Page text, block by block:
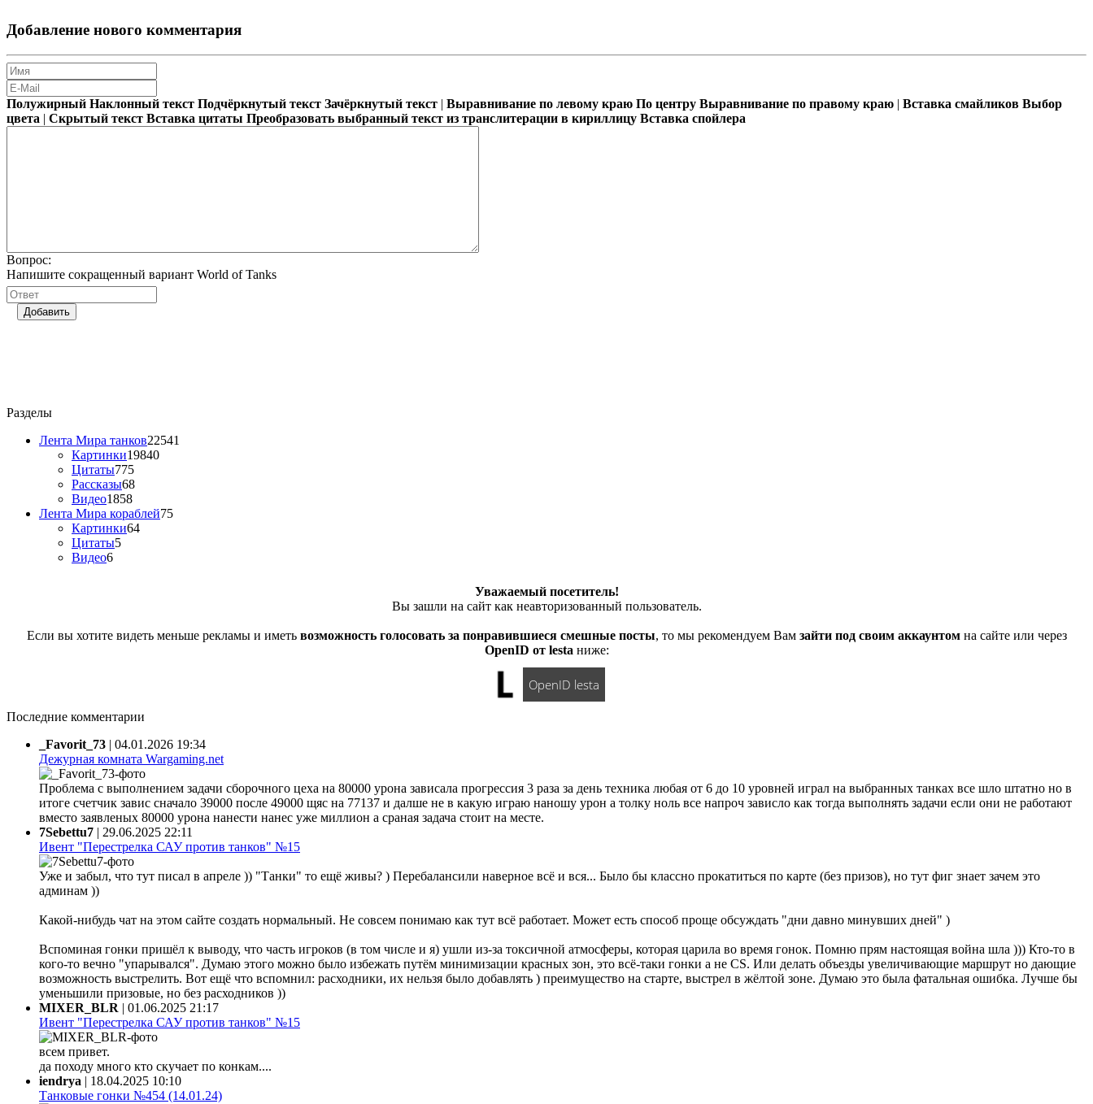
Добавление нового комментария
Полужирный Наклонный текст Подчёркнутый текст Зачёркнутый текст | Выравнивание по левому краю По центру Выравнивание по правому краю | Вставка смайликов Выбор
цвета | Скрытый текст Вставка цитаты Преобразовать выбранный текст из транслитерации в кириллицу Вставка спойлера
Вопрос:
Напишите сокращенный вариант World of Tanks
Добавить
Разделы
Лента Мира танков22541
Картинки19840
Цитаты775
Рассказы68
Видео1858
Лента Мира кораблей75
Картинки64
Цитаты5
Видео6
Уважаемый посетитель!
Вы зашли на сайт как неавторизованный пользователь.
Если вы хотите видеть меньше рекламы и иметь возможность голосовать за понравившиеся смешные посты, то мы рекомендуем Вам зайти под своим аккаунтомна сайте или через
OpenID от lesta ниже:
OpenID lesta
Последние комментарии
_Favorit_73 | 04.01.2026 19:34
Дежурная комната Wargaming.net
Проблема с выполнением задачи сборочного цеха на 80000 урона зависала прогрессия 3 раза за день техника любая от 6 до 10 уровней играл на выбранных танках все шло штатно но в
итоге счетчик завис сначало 39000 после 49000 щяс на 77137 и далше не в какую играю наношу урон а толку ноль все напроч зависло как тогда выполнять задачи если они не работают
вместо заявленых 80000 урона нанести нанес уже миллион а сраная задача стоит на месте.
7Sebettu7 | 29.06.2025 22:11
Ивент "Перестрелка САУ против танков" №15
Уже и забыл, что тут писал в апреле )) "Танки" то ещё живы? ) Перебалансили наверное всё и вся... Было бы классно прокатиться по карте (без призов), но тут фиг знает зачем это
админам ))
Какой-нибудь чат на этом сайте создать нормальный. Не совсем понимаю как тут всё работает. Может есть способ проще обсуждать "дни давно минувших дней" )
Вспоминая гонки пришёл к выводу, что часть игроков (в том числе и я) ушли из-за токсичной атмосферы, которая царила во время гонок. Помню прям настоящая война шла ))) Кто-то в
кого-то вечно "упарывался". Думаю этого можно было избежать путём минимизации красных зон, это всё-таки гонки а не CS. Или делать объезды увеличивающие маршрут но дающие
возможность выстрелить. Вот ещё что вспомнил: расходники, их нельзя было добавлять ) преимущество на старте, выстрел в жёлтой зоне. Думаю это была фатальная ошибка. Лучше бы
уменьшили призовые, но без расходников ))
MIXER_BLR | 01.06.2025 21:17
Ивент "Перестрелка САУ против танков" №15
всем привет.
да походу много кто скучает по конкам....
iendrya | 18.04.2025 10:10
Танковые гонки №454 (14.01.24)